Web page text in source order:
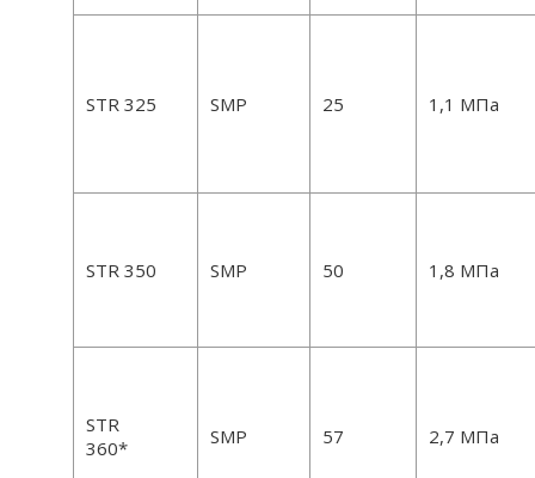
STR 325 SMP 25 1,1 МПа
STR 350 SMP 50 1,8 МПа
STR
360*
SMP 57 2,7 МПа